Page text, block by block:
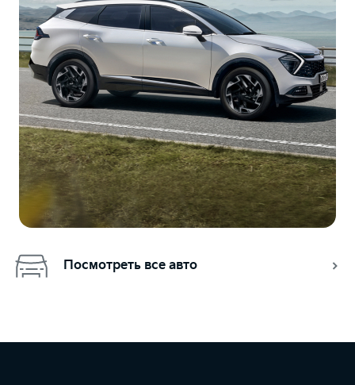
Посмотреть все авто